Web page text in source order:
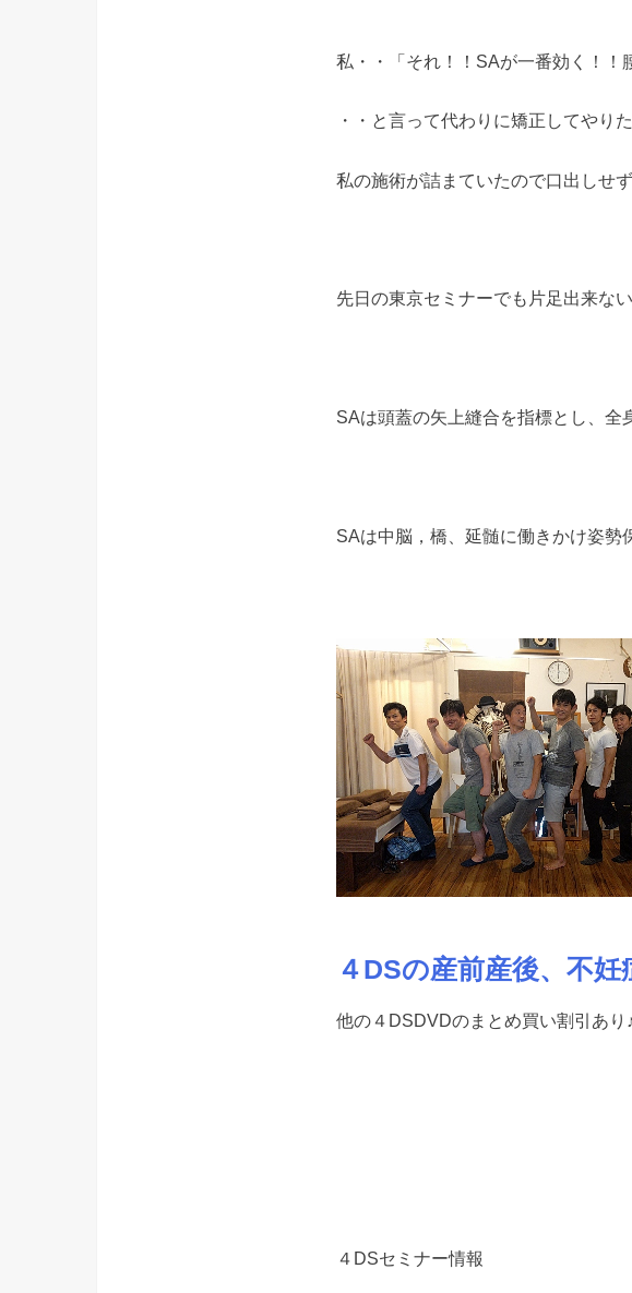
私・・「それ！！SAが一番効く！！
・・と言って代わりに矯正してやり
私の施術が詰まていたので口出しせ
先日の東京セミナーでも片足出来な
SAは頭蓋の矢上縫合を指標とし、全
SAは中脳，橋、延髄に働きかけ姿
４DSの産前産後、不
他の４DSDVDのまとめ買い割引あり
４DSセミナー情報